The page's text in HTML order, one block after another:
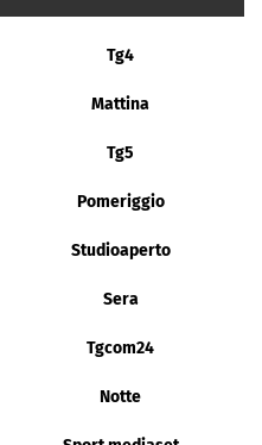
Tg4
Mattina
Tg5
Pomeriggio
Studioaperto
Sera
Tgcom24
Notte